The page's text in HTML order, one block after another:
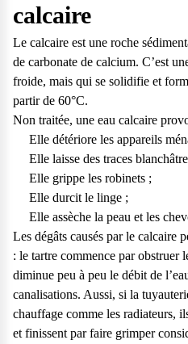
calcaire
Le calcaire est une roche
de carbonate de calcium. C’est
froide, mais qui se solidifie et
partir de 60°C.
Non traitée, une eau calcaire
Elle détériore les appareils
Elle laisse des traces
Elle grippe les robinets ;
Elle durcit le linge ;
Elle assèche la peau et les
Les dégâts causés par le calcaire
: le tartre commence par obstruer
diminue peu à peu le débit de
canalisations. Aussi, si la
chauffage comme les radiateurs,
et finissent par faire grimper